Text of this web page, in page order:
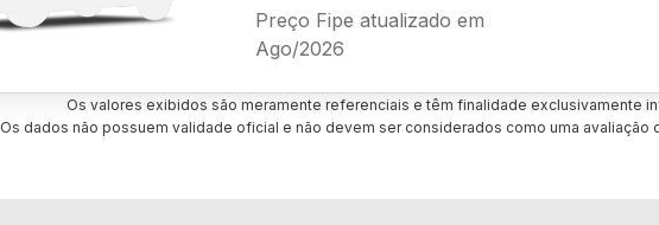
Preço Fipe atualizado em
Ago/2026
Os valores exibidos são meramente referenciais e têm finalidade exclusivamente
Os dados não possuem validade oficial e não devem ser considerados como uma avaliação